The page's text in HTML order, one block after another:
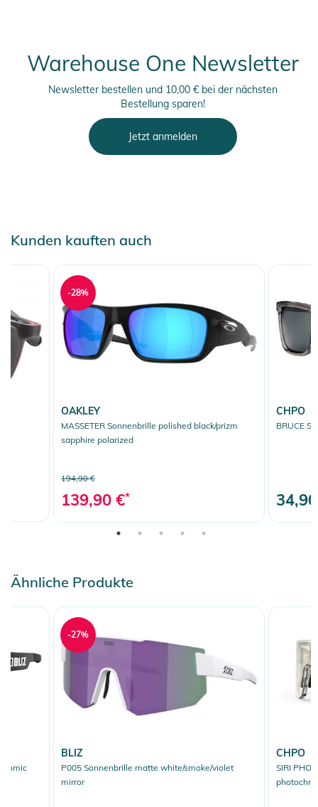
- Harte Schutzhülle
- Putztuch
Produktinformationen und
Sicherheitshinweise
Gebrauchsanweisungen, Sicherheitshinweise und Warnungen
Warehouse One Newsletter
Newsletter bestellen und 10,00 € bei der nächsten
Bestellung sparen!
Jetzt anmelden
Kunden kauften auch
OAKLEY
MASSETER Sonnenbrille polished black/prizm
sapphire polarized
194,90 €
139,90 €*
-28%
CHPO
BRUCE
Ähnliche Produkte
BLIZ
P005 Sonnenbrille matte white/smoke/violet
mirror
-27%
CHPO
SIRI